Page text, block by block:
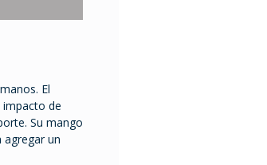
El
de
Su mango
un